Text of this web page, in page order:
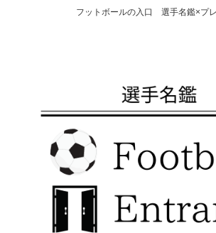
フットボールの入口 選手名鑑×プ